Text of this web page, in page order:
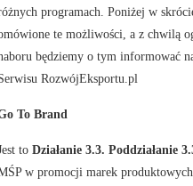
programach. Poniżej w
te możliwości, a z chwilą
będziemy o tym informować
RozwójEksportu.pl
To Brand
to Działanie 3.3. Poddziałanie
w promocji marek